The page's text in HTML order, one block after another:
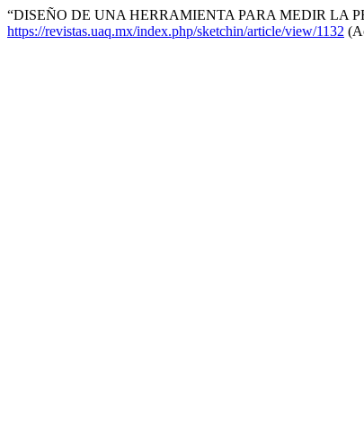
“DISEÑO DE UNA HERRAMIENTA PARA MEDIR LA
https://revistas.uaq.mx/index.php/sketchin/article/view/1132